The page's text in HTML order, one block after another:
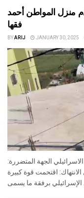
منزل المواطن أحمد
فقها
BYARIJ JANUARY 30, 2025
الجهة المتضررة:
اقتحمت قوة كبيرة